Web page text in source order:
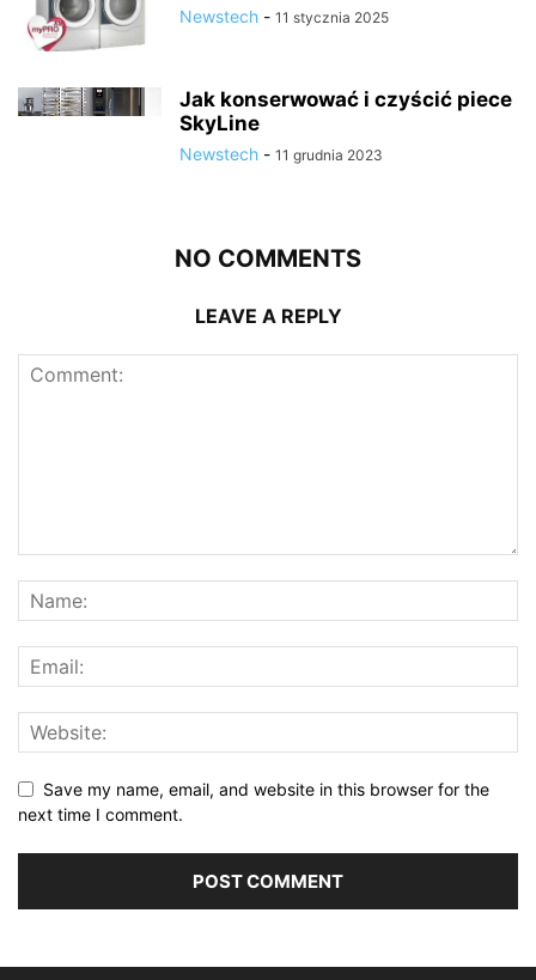
Newstech - 11 stycznia 2025
Jak konserwować i czyścić piece
SkyLine
Newstech - 11 grudnia 2023
NO COMMENTS
LEAVE A REPLY
Save my name, email, and website in this browser for the
next time I comment.